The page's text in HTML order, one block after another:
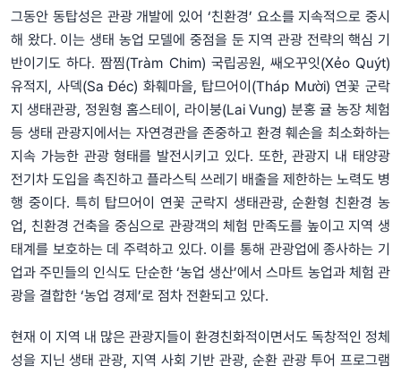
그동안 동탑성은 관광 개발에 있어 ‘친환경’ 요소를 지속적으로 중시
해 왔다. 이는 생태 농업 모델에 중점을 둔 지역 관광 전략의 핵심 기
반이기도 하다. 짬찜(Tràm Chim) 국립공원, 쌔오꾸잇(Xẻo Quýt)
유적지, 사덱(Sa Đéc) 화훼마을, 탑므어이(Tháp Mười) 연꽃 군락
지 생태관광, 정원형 홈스테이, 라이붕(Lai Vung) 분홍 귤 농장 체험
등 생태 관광지에서는 자연경관을 존중하고 환경 훼손을 최소화하는
지속 가능한 관광 형태를 발전시키고 있다. 또한, 관광지 내 태양광
전기차 도입을 촉진하고 플라스틱 쓰레기 배출을 제한하는 노력도 병
행 중이다. 특히 탑므어이 연꽃 군락지 생태관광, 순환형 친환경 농
업, 친환경 건축을 중심으로 관광객의 체험 만족도를 높이고 지역 생
태계를 보호하는 데 주력하고 있다. 이를 통해 관광업에 종사하는 기
업과 주민들의 인식도 단순한 ‘농업 생산’에서 스마트 농업과 체험 관
광을 결합한 ‘농업 경제’로 점차 전환되고 있다.
현재 이 지역 내 많은 관광지들이 환경친화적이면서도 독창적인 정체
성을 지닌 생태 관광, 지역 사회 기반 관광, 순환 관광 투어 프로그램